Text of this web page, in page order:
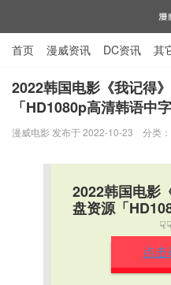
漫
首页 漫威资讯 DC资讯 其
电视剧资源 漫威图片
2022韩国电影《我记得
「HD1080p高清韩语中字
漫威电影 发布于 2022-10-23 分类：
2022韩国电影
盘资源「
点